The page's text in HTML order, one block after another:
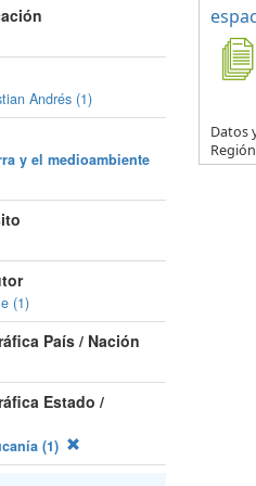
Andrés (1)
y el medioambiente
(1)
País / Nación
Estado /
(1)
Datos